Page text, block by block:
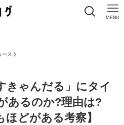
MENU
ース
きゃんだる」にタイ
あるのか?理由は?
ほどがある考察】